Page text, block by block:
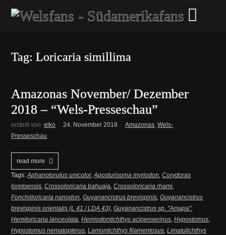
Tag: Loricaria simillima
Amazonas November/ Dezember
2018 – “Wels-Presseschau”
erstellt von elko 24. November 2018 Amazonas,Wels-
Presseschau
read more
Tags:Aphanotorulus unicolor,Aposturisoma myriodon,Corydoras
loretoensis,Crossoloricaria bahuaja,Crossoloricaria rhami,
Fonchiiloricaria nanodon,Guyanancistrus brevispinis,Guyanancistrus
brevispinis orientalis (L 41 / LDA 43),Guyanancistrus sp. "Amapa",
Hemiloricaria lanceolata,Hemiodontichthys acipenserinus,Hypostomus,
Hypostomus nematopterus,Lamontichthys filamentosus,Limatulichthys